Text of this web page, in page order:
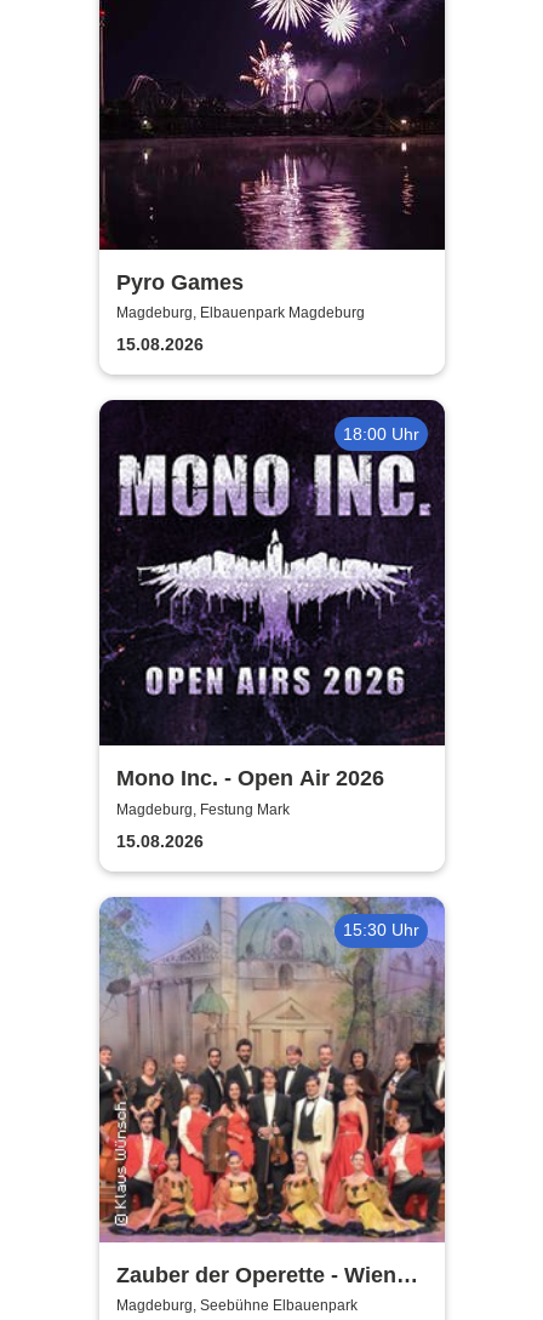
Pyro Games
Magdeburg, Elbauenpark Magdeburg
15.08.2026
18:00 Uhr
Mono Inc. - Open Air 2026
Magdeburg, Festung Mark
15.08.2026
15:30 Uhr
Zauber der Operette - Wiener
Operetten Revue mit Solisten,
Magdeburg, Seebühne Elbauenpark